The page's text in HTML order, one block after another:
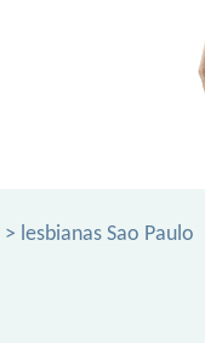
> lesbianas Sao Paulo